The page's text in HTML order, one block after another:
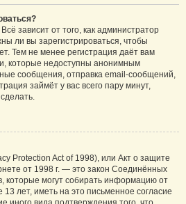
зависит от того, как администратор
ли вы зарегистрироваться, чтобы
Тем не менее регистрация даёт вам
которые недоступны анонимным
сообщения, отправка email-сообщений,
займёт у вас всего пару минут,
Protection Act of 1998), или Акт о защите
от 1998 г. — это закон Соединённых
которые могут собирать информацию от
лет, иметь на это письменное согласие